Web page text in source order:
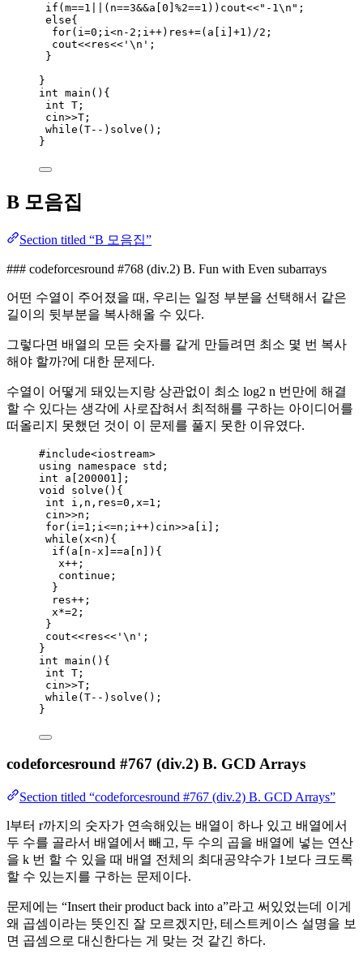
if (m==1 (n==3&&a 0 %2==1 ))cout<<" -1 \n " ;
else{
for(i =0 ;i <n - 2 ;i ++)res+=( a [i] +1 ) /2 ;
cout<<res<< ' \n ' ;
}
}
int main (){
int T;
cin>>T;
while (T-- ) solve() ;
}
B 모음집
Section titled “B 모음집”
​### codeforcesround #768 (div.2) B. Fun with Even subarrays
어떤 수열이 주어졌을 때, 우리는 일정 부분을 선택해서 같은
길이의 뒷부분을 복사해올 수 있다.
그렇다면 배열의 모든 숫자를 같게 만들려면 최소 몇 번 복사
해야 할까?에 대한 문제다.
수열이 어떻게 돼있는지랑 상관없이 최소 log2 n 번만에 해결
할 수 있다는 생각에 사로잡혀서 최적해를 구하는 아이디어를
떠올리지 못했던 것이 이 문제를 풀지 못한 이유였다.
#include<iostream>
using namespace std;
int
a [ 200001 ];
void
solve (){
int i,n,res=0 ,x=1 ;
cin>>n;
for(i =1 ;i <=n;i ++)cin>>a [i];
while (x<n){
if ( a [n - x] ==a [n]){
x++ ;
continue ;
}
res++ ;
x*=2 ;
}
cout<<res<< ' \n ' ;
}
int main (){
int T;
cin>>T;
while (T-- ) solve() ;
}
codeforcesround #767 (div.2) B. GCD Arrays
Section titled “codeforcesround #767 (div.2) B. GCD Arrays”
l부터 r까지의 숫자가 연속해있는 배열이 하나 있고 배열에서
두 수를 골라서 배열에서 빼고, 두 수의 곱을 배열에 넣는 연산
을 k 번 할 수 있을 때 배열 전체의 최대공약수가 1보다 크도록
할 수 있는지를 구하는 문제이다.
문제에는 “Insert their product back into a”라고 써있었는데 이게
왜 곱셈이라는 뜻인진 잘 모르겠지만, 테스트케이스 설명을 보
면 곱셈으로 대신한다는 게 맞는 것 같긴 하다.